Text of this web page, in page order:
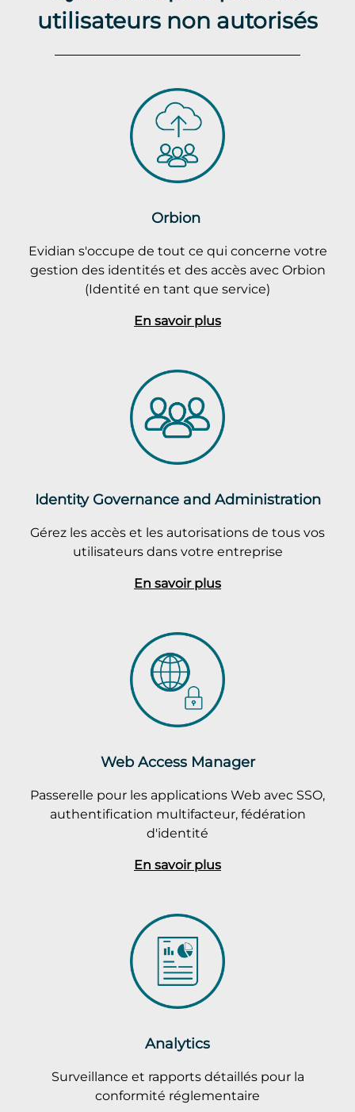
utilisateurs non autorisés
Orbion
Evidian s'occupe de tout ce qui concerne votre
gestion des identités et des accès avec Orbion
(Identité en tant que service)
En savoir plus
Identity Governance and Administration
Gérez les accès et les autorisations de tous vos
utilisateurs dans votre entreprise
En savoir plus
Web Access Manager
Passerelle pour les applications Web avec SSO,
authentification multifacteur, fédération
d'identité
En savoir plus
Analytics
Surveillance et rapports détaillés pour la
conformité réglementaire